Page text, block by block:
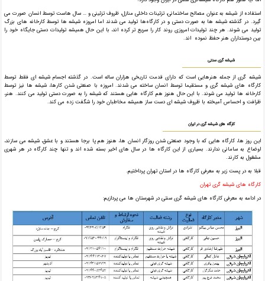
استفاده از شیشه به عنوان مصالح ساختمانی، تزئینات داخلی منازل، ظروف تزئینی و … سال هاست توسط انسان صورت می
گیرد. در گذشته شیشه ها به صورت دستی و در کارگاه‌ها تولید می شدند اما امروزه شیشه ها توسط کارخانه های بزرگ
تولید می شوند. هر چند تولیدات امروزی روند کار را سریع تر کرده اند، با این حال همیشه تولیدات دستی جایگاه خود را
بین دوستداران هنر حفظ نموده اند.
شیشه گری سنتی
شیشه گری از جمله هنرهایی است که دارای قدمت تاریخی هزاران ساله است. در گذشته اجسام شیشه ای فقط توسط
کارگاه های شیشه گری و مستقیما توسط انسان ساخته می شدند. امروزه با صنعتی شدن کارها، شیشه ها نیز توسط
کارخانه ها تولید می شوند. با این حال هنوز هم کارگاه هایی هستند که شیشه را به صورت دستی تولید می کنند. هنر،
ظرافت و احساس آمیخته با ظروف شیشه ای دست ساز همیشه مخاطبان خود را شگفت زده می کند.
کارگاه های شیشه گری در ایران
این روز ها، کارگاه هایی که با وجود صنعتی شدن روزگار انسان ها، هنوز هم پا برجا هستند و با عشق، شیشه می سازند،
اوضاع به سامانی ندارند. بسیاری از این کارگاه ها در سال های اخیر بسته شده اند و تنها چند کارگاه در هر شهری
مشغول به کارند.
قبلا به در پست زیر به معرفی کارگاه ها در استان تهران پرداختیم.
کارگاه های شیشه گری تهران
در ادامه به معرفی کارگاه های شیشه گری سنتی در شهرستان ها می پردازیم: